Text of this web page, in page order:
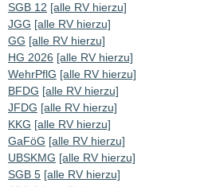
SGB 12 [alle RV hierzu]
JGG [alle RV hierzu]
GG [alle RV hierzu]
HG 2026 [alle RV hierzu]
WehrPflG [alle RV hierzu]
BFDG [alle RV hierzu]
JFDG [alle RV hierzu]
KKG [alle RV hierzu]
GaFöG [alle RV hierzu]
UBSKMG [alle RV hierzu]
SGB 5 [alle RV hierzu]